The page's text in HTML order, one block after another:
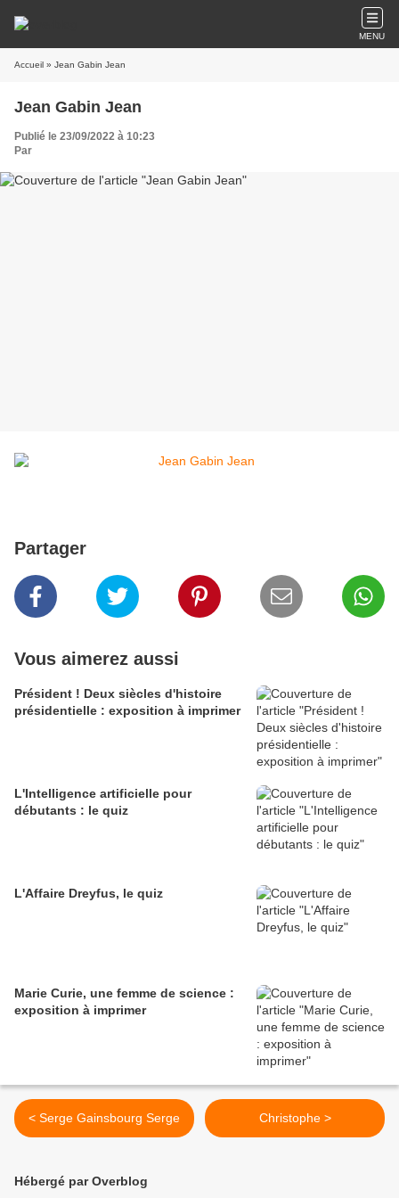
MENU
Accueil » Jean Gabin Jean
Jean Gabin Jean
Publié le 23/09/2022 à 10:23
Par
Partager
Vous aimerez aussi
Président ! Deux siècles d'histoire
présidentielle : exposition à imprimer
L'Intelligence artificielle pour
débutants : le quiz
L'Affaire Dreyfus, le quiz
Marie Curie, une femme de science :
exposition à imprimer
< Serge Gainsbourg Serge Christophe >
Hébergé par Overblog